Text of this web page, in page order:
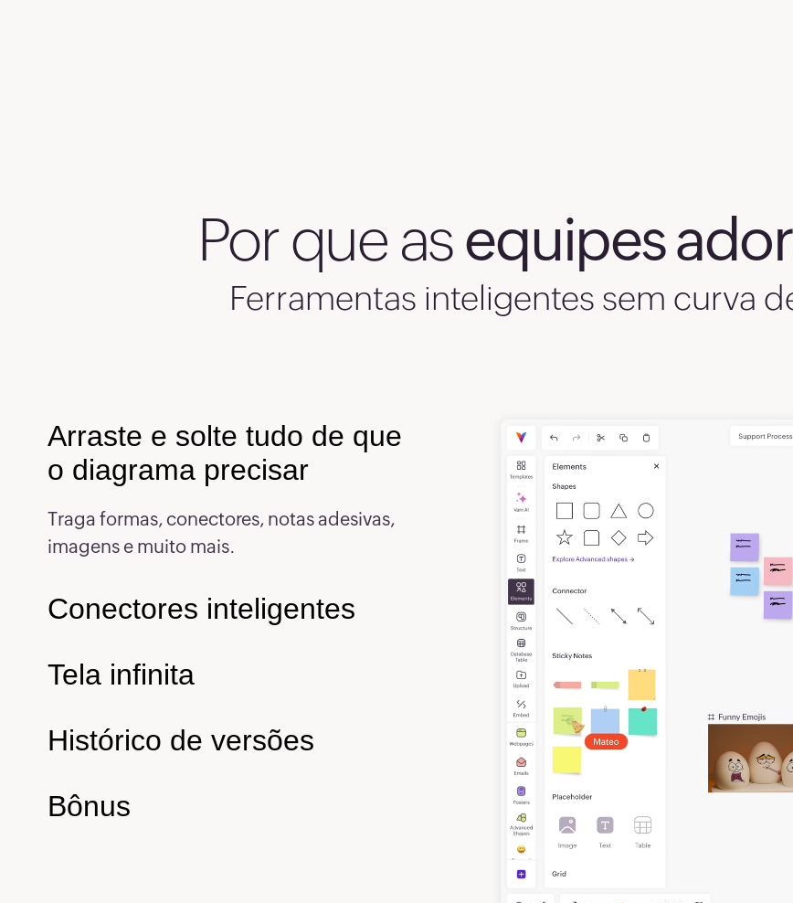
Por que asequipes
Ferramentas inteligentes sem curva
Arraste e solte tudo de que
o diagrama precisar
Traga formas, conectores, notas adesivas,
imagens e muito mais.
Conectores inteligentes
Tela infinita
Histórico de versões
Bônus
59
60
62
63
64
66